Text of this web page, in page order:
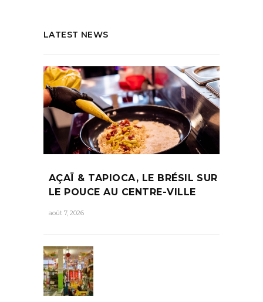
LATEST NEWS
AÇAÏ & TAPIOCA, LE BRÉSIL SUR
LE POUCE AU CENTRE-VILLE
août 7, 2026